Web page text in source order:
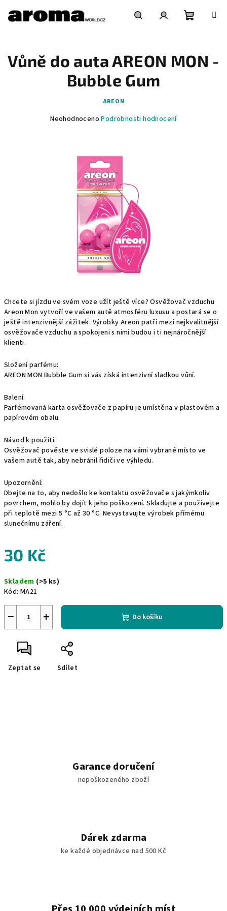
obsah
košík
Chcete si jízdu ve svém voze užít ještě více? Osvěžovač vzduchu
Areon Mon vytvoří ve vašem autě atmosféru luxusu a postará se o
ještě intenzivnější zážitek. Výrobky Areon patří mezi nejkvalitnější
osvěžovače vzduchu a spokojeni s nimi budou i ti nejnáročnější
klienti.
Složení parfému:
AREON MON Bubble Gum si vás získá intenzivní sladkou vůní.
Balení:
Parfémovaná karta osvěžovače z papíru je umístěna v plastovém a
papírovém obalu.
Návod k použití:
Osvěžovač pověste ve svislé poloze na vámi vybrané místo ve
vašem autě tak, aby nebránil řidiči ve výhledu.
Upozornění:
Dbejte na to, aby nedošlo ke kontaktu osvěžovače s jakýmkoliv
povrchem, mohlo by dojít k jeho poškození. Skladujte a používejte
při teplotě mezi 5 °C až 30 °C. Nevystavujte výrobek přímému
slunečnímu záření.
30 Kč
cena:
Skladem (>5 ks)
Kód: MA21
+
− Do košíku
Zeptat se Sdílet
Vůně do auta AREON MON -
Bubble Gum
AREON
Průměrné
hvězdiček.
Neohodnoceno Podrobnosti hodnocení
Garance doručení
nepoškozeného zboží
Dárek zdarma
ke každé objednávce nad 500 Kč